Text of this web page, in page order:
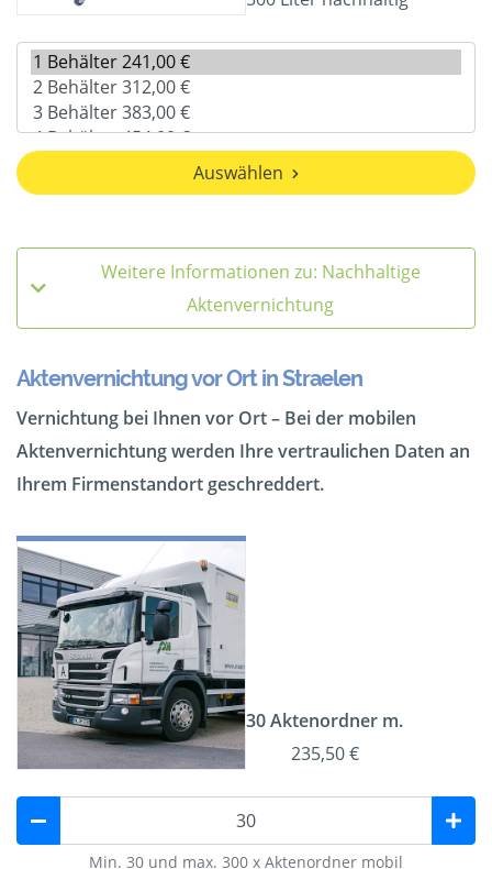
Auswählen
Weitere Informationen zu: Nachhaltige
Aktenvernichtung
Aktenvernichtung vor Ort in Straelen
Vernichtung bei Ihnen vor Ort – Bei der mobilen
Aktenvernichtung werden Ihre vertraulichen Daten an
Ihrem Firmenstandort geschreddert.
30 Aktenordner m.
235,50 €
Min. 30 und max. 300 x Aktenordner mobil